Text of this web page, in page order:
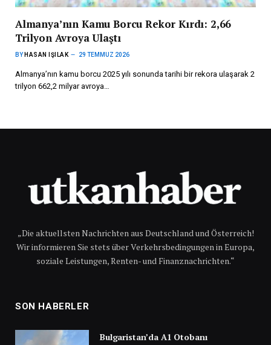
Almanya’nın Kamu Borcu Rekor Kırdı: 2,66
Trilyon Avroya Ulaştı
BY HASAN IŞILAK 29 TEMMUZ 2026
Almanya’nın kamu borcu 2025 yılı sonunda tarihi bir rekora ulaşarak 2
trilyon 662,2 milyar avroya…
„Die aktuellsten Nachrichten aus Deutschland und Österreich!
Wir informieren Sie stets über Verkehrsbedingungen in Europa,
soziale Leistungen, Renten- und Finanznachrichten.“
SON HABERLER
Bulgaristan’da A1 Otobanı